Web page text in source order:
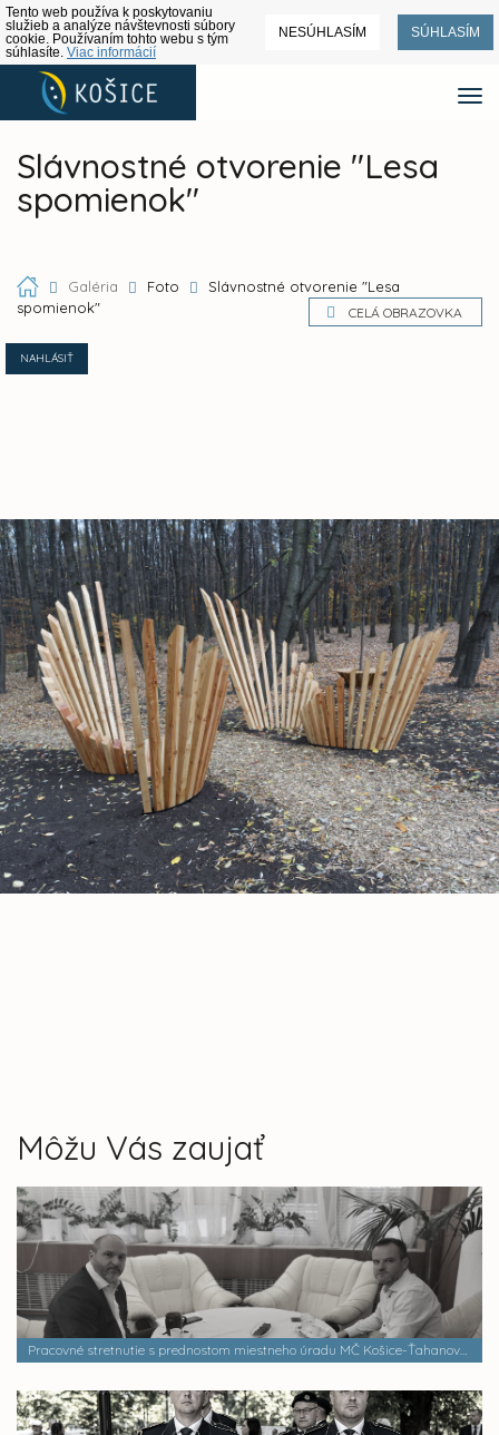
Tento web používa k poskytovaniu
služieb a analýze návštevnosti súbory
cookie. Používaním tohto webu s tým
súhlasíte. Viac informácií
NESÚHLASÍM SÚHLASÍM
Slávnostné otvorenie "Lesa
spomienok"
Galéria Foto
Slávnostné otvorenie "Lesa
spomienok"
CELÁ OBRAZOVKA
NAHLÁSIŤ
Môžu Vás zaujať
Pracovné stretnutie s prednostom miestneho úradu MČ Košice-Ťahanovce - Petrom Kasterkom